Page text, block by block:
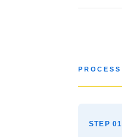
PROCESS
STEP 01